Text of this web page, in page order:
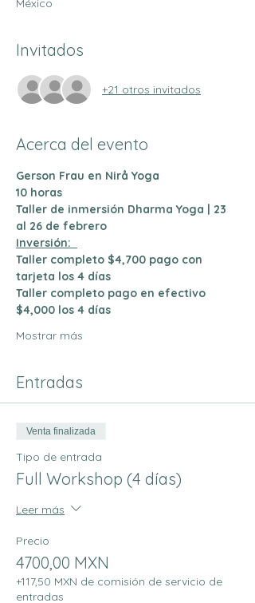
México
Invitados
+21 otros invitados
Acerca del evento
Gerson Frau en Nirå Yoga
10 horas
Taller de inmersión Dharma Yoga | 23
al 26 de febrero
Inversión:
Taller completo $4,700 pago con
tarjeta los 4 días
Taller completo pago en efectivo
$4,000 los 4 días
Mostrar más
Entradas
Venta finalizada
Tipo de entrada
Full Workshop (4 días)
Leer más
Precio
4700,00 MXN
+117,50 MXN de comisión de servicio de
entradas